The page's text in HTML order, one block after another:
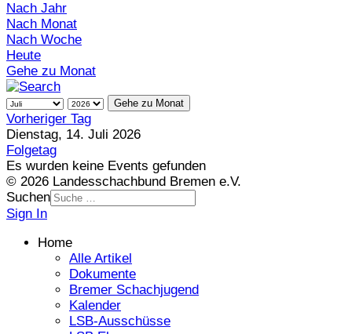
Nach Jahr
Nach Monat
Nach Woche
Heute
Gehe zu Monat
Gehe zu Monat
Vorheriger Tag
Dienstag, 14. Juli 2026
Folgetag
Es wurden keine Events gefunden
© 2026 Landesschachbund Bremen e.V.
Suchen
Sign In
Home
Alle Artikel
Dokumente
Bremer Schachjugend
Kalender
LSB-Ausschüsse